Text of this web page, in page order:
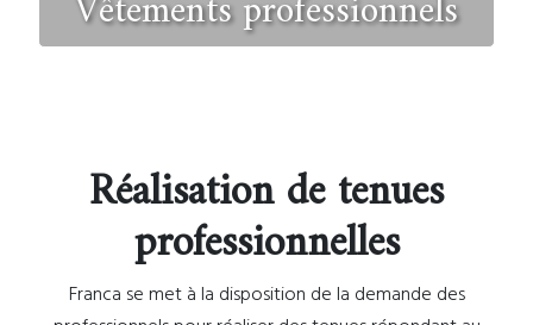
Réalisation de tenues
professionnelles
Franca se met à la disposition de la demande des